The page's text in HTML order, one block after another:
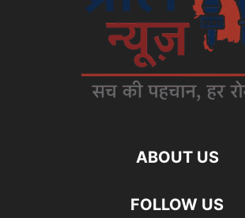
ABOUT US
FOLLOW US